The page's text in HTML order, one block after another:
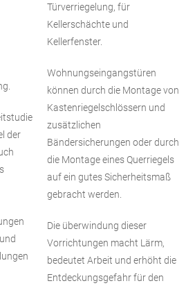
der
Türverriegelung, für
Kellerschächte und
Kellerfenster.
Wohnungseingangstüren
können durch die Montage von
Kastenriegelschlössern und
zusätzlichen
Bändersicherungen oder durch
die Montage eines Querriegels
auf ein gutes Sicherheitsmaß
gebracht werden.
Die überwindung dieser
Vorrichtungen macht Lärm,
bedeutet Arbeit und erhöht die
Entdeckungsgefahr für den